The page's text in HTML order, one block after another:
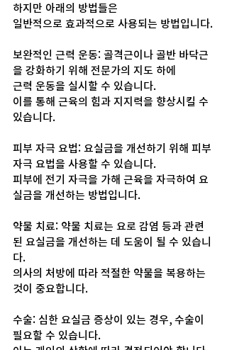
하지만 아래의 방법들은
일반적으로 효과적으로 사용되는 방법입니다.
보완적인 근력 운동: 골격근이나 골반 바닥근
을 강화하기 위해 전문가의 지도 하에
근력 운동을 실시할 수 있습니다.
이를 통해 근육의 힘과 지지력을 향상시킬 수
있습니다.
피부 자극 요법: 요실금을 개선하기 위해 피부
자극 요법을 사용할 수 있습니다.
피부에 전기 자극을 가해 근육을 자극하여 요
실금을 개선하는 방법입니다.
약물 치료: 약물 치료는 요로 감염 등과 관련
된 요실금을 개선하는 데 도움이 될 수 있습니
다.
의사의 처방에 따라 적절한 약물을 복용하는
것이 중요합니다.
수술: 심한 요실금 증상이 있는 경우, 수술이
필요할 수 있습니다.